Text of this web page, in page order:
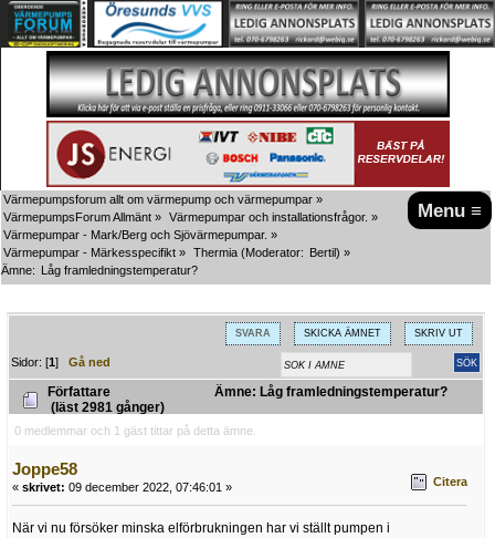
Menu ≡
Värmepumpsforum allt om värmepump och värmepumpar »
VärmepumpsForum Allmänt » Värmepumpar och installationsfrågor. »
Värmepumpar - Mark/Berg och Sjövärmepumpar. »
Värmepumpar - Märkesspecifikt » Thermia (Moderator: Bertil) »
Ämne: Låg framledningstemperatur?
SVARA SKICKA ÄMNET SKRIV UT
Sidor: [1]Gå ned
Författare
Ämne: Låg framledningstemperatur?
(läst 2981 gånger)
0 medlemmar och 1 gäst tittar på detta ämne.
Joppe58
« skrivet: 09 december 2022, 07:46:01 » Citera
När vi nu försöker minska elförbrukningen har vi ställt pumpen i